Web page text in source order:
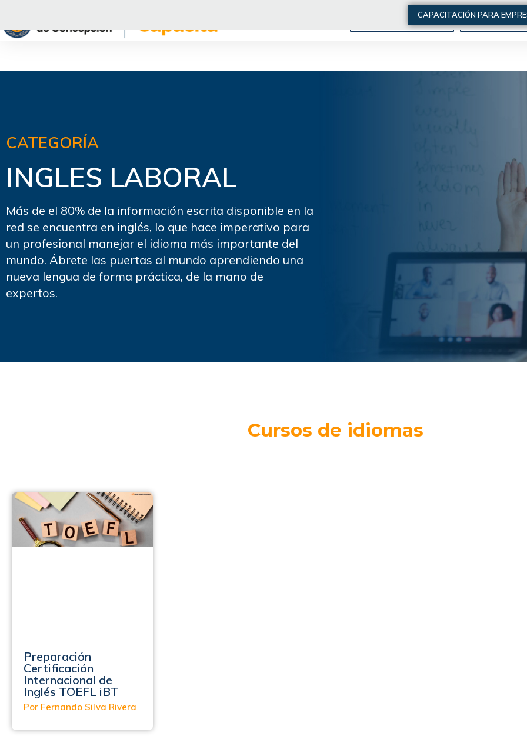
Saltar
CAPACITACIÓN PARA
ARTÍCULOS DE INTERÉS QUIÉNES
CATEGORÍA
INGLES LABORAL
Más de el 80% de la información escrita disponible en la
red se encuentra en inglés, lo que hace imperativo para
un profesional manejar el idioma más importante del
mundo. Ábrete las puertas al mundo aprendiendo una
nueva lengua de forma práctica, de la mano de
expertos.
Cursos de idiomas
Preparación
Certificación
Internacional de
Inglés TOEFL iBT
Por Fernando Silva Rivera